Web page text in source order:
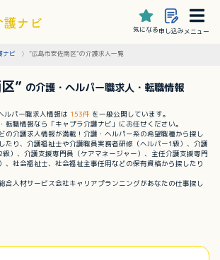
気になる申し込みメニュー
ナビ ”広島市安佐南区”の介護求人一覧
” の介護・ヘルパー職求人・転職情報
ルパー職求人情報は 153件 を一般公開しています。
転職情報なら「キャプラ介護ナビ」にお任せください。
の介護求人情報が満載！介護・ヘルパー系の希望職種から探し
たり、介護福祉士や介護職員実務者研修（ヘルパー1級）、介護
）、介護支援専門員（ケアマネージャー）、主任介護支援専門
、社会福祉士、社会福祉主事任用などの保有資格から探したり
合人材サービス会社キャリアプランニングがあなたの仕事探し